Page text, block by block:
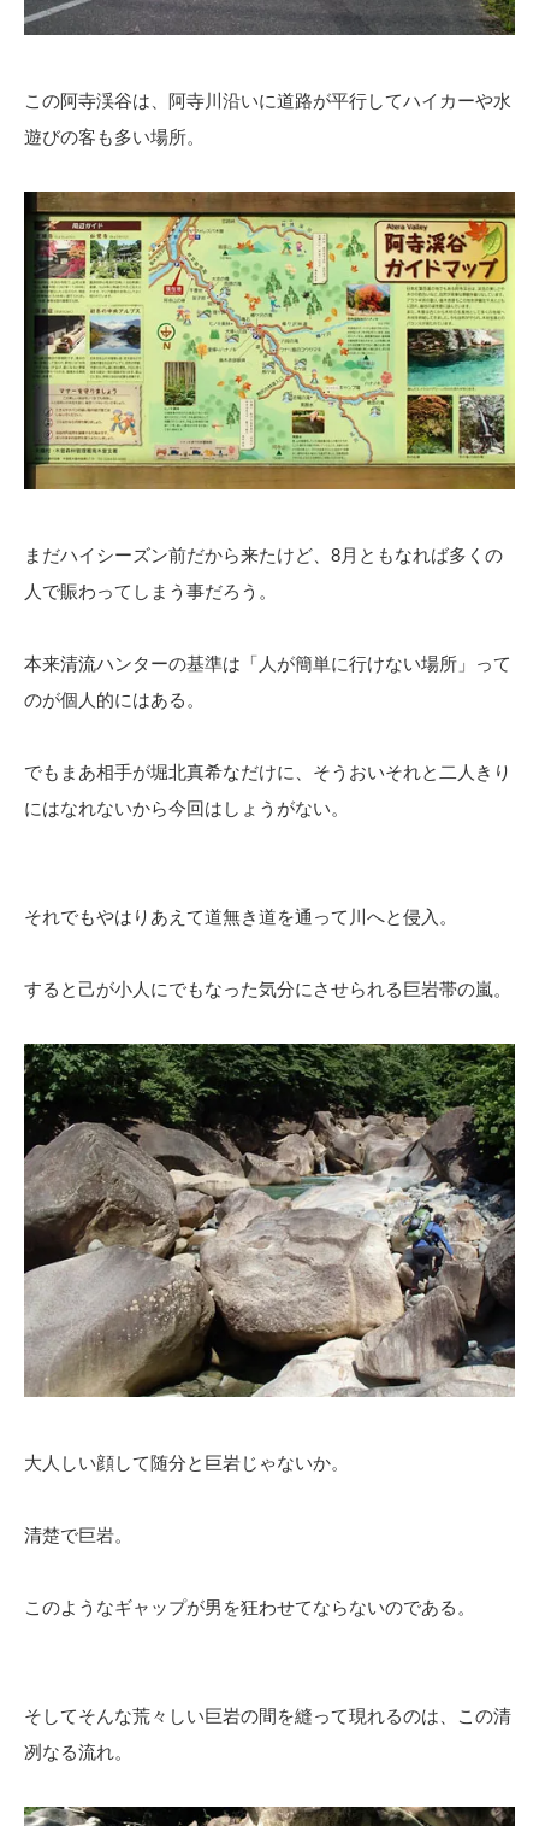
この阿寺渓谷は、阿寺川沿いに道路が平行してハイカーや水
遊びの客も多い場所。
まだハイシーズン前だから来たけど、8月ともなれば多くの
人で賑わってしまう事だろう。
本来清流ハンターの基準は「人が簡単に行けない場所」って
のが個人的にはある。
でもまあ相手が堀北真希なだけに、そうおいそれと二人きり
にはなれないから今回はしょうがない。
それでもやはりあえて道無き道を通って川へと侵入。
すると己が小人にでもなった気分にさせられる巨岩帯の嵐。
大人しい顔して随分と巨岩じゃないか。
清楚で巨岩。
このようなギャップが男を狂わせてならないのである。
そしてそんな荒々しい巨岩の間を縫って現れるのは、この清
冽なる流れ。